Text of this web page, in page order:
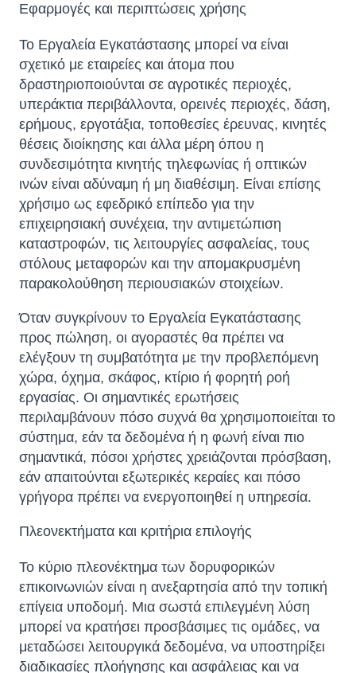
Εφαρμογές και περιπτώσεις χρήσης
Το Εργαλεία Εγκατάστασης μπορεί να είναι
σχετικό με εταιρείες και άτομα που
δραστηριοποιούνται σε αγροτικές περιοχές,
υπεράκτια περιβάλλοντα, ορεινές περιοχές, δάση,
ερήμους, εργοτάξια, τοποθεσίες έρευνας, κινητές
θέσεις διοίκησης και άλλα μέρη όπου η
συνδεσιμότητα κινητής τηλεφωνίας ή οπτικών
ινών είναι αδύναμη ή μη διαθέσιμη. Είναι επίσης
χρήσιμο ως εφεδρικό επίπεδο για την
επιχειρησιακή συνέχεια, την αντιμετώπιση
καταστροφών, τις λειτουργίες ασφαλείας, τους
στόλους μεταφορών και την απομακρυσμένη
παρακολούθηση περιουσιακών στοιχείων.
Όταν συγκρίνουν το Εργαλεία Εγκατάστασης
προς πώληση, οι αγοραστές θα πρέπει να
ελέγξουν τη συμβατότητα με την προβλεπόμενη
χώρα, όχημα, σκάφος, κτίριο ή φορητή ροή
εργασίας. Οι σημαντικές ερωτήσεις
περιλαμβάνουν πόσο συχνά θα χρησιμοποιείται το
σύστημα, εάν τα δεδομένα ή η φωνή είναι πιο
σημαντικά, πόσοι χρήστες χρειάζονται πρόσβαση,
εάν απαιτούνται εξωτερικές κεραίες και πόσο
γρήγορα πρέπει να ενεργοποιηθεί η υπηρεσία.
Πλεονεκτήματα και κριτήρια επιλογής
Το κύριο πλεονέκτημα των δορυφορικών
επικοινωνιών είναι η ανεξαρτησία από την τοπική
επίγεια υποδομή. Μια σωστά επιλεγμένη λύση
μπορεί να κρατήσει προσβάσιμες τις ομάδες, να
μεταδώσει λειτουργικά δεδομένα, να υποστηρίξει
διαδικασίες πλοήγησης και ασφάλειας και να